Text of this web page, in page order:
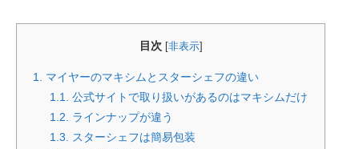
目次 [非表示]
1.
マイヤーのマキシムとスターシェフの違い
1.1.
公式サイトで取り扱いがあるのはマキシムだけ
1.2.
ラインナップが違う
1.3.
スターシェフは簡易包装